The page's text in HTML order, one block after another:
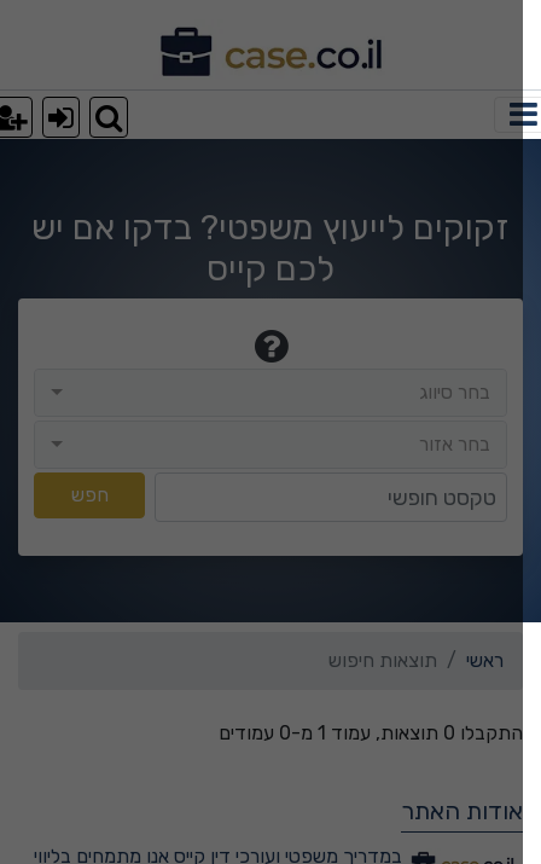
חיפוש
זקוקים לייעוץ משפטי? בדקו אם יש
לכם קייס
בחר סיווג
בחר אזור
חפש
ראשי תוצאות חיפוש
התקבלו 0 תוצאות, עמוד 1 מ-0 עמודים
אודות האתר
במדריך משפטי ועורכי דין קייס אנו מתמחים בליווי